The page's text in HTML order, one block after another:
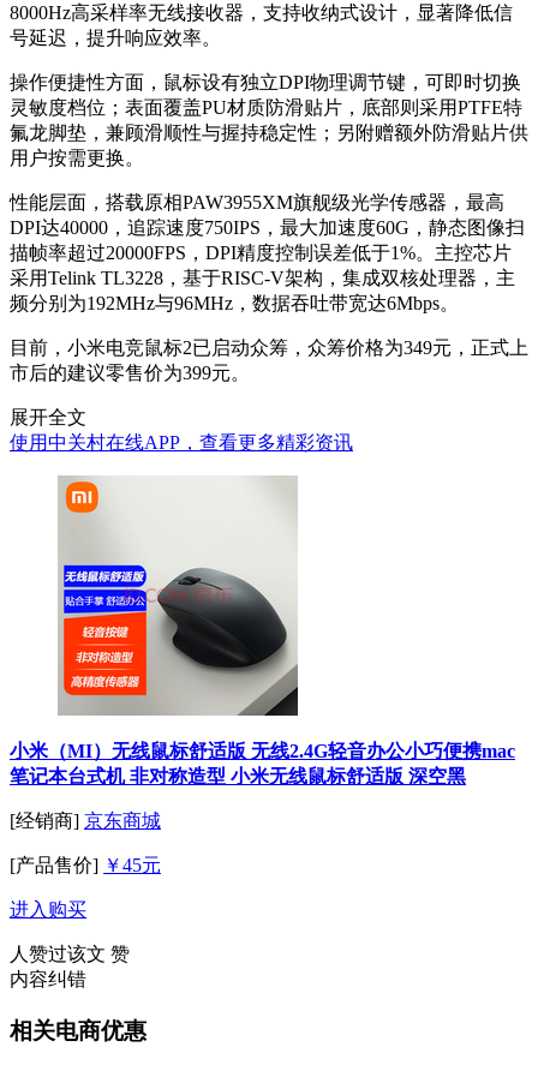
8000Hz高采样率无线接收器，支持收纳式设计，显著降低信
号延迟，提升响应效率。
操作便捷性方面，鼠标设有独立DPI物理调节键，可即时切换
灵敏度档位；表面覆盖PU材质防滑贴片，底部则采用PTFE特
氟龙脚垫，兼顾滑顺性与握持稳定性；另附赠额外防滑贴片供
用户按需更换。
性能层面，搭载原相PAW3955XM旗舰级光学传感器，最高
DPI达40000，追踪速度750IPS，最大加速度60G，静态图像扫
描帧率超过20000FPS，DPI精度控制误差低于1%。主控芯片
采用Telink TL3228，基于RISC-V架构，集成双核处理器，主
频分别为192MHz与96MHz，数据吞吐带宽达6Mbps。
目前，小米电竞鼠标2已启动众筹，众筹价格为349元，正式上
市后的建议零售价为399元。
展开全文
使用中关村在线APP，查看更多精彩资讯
小米（MI）无线鼠标舒适版 无线2.4G轻音办公小巧便携mac
笔记本台式机 非对称造型 小米无线鼠标舒适版 深空黑
[经销商] 京东商城
[产品售价] ￥45元
进入购买
人赞过该文 赞
内容纠错
相关电商优惠